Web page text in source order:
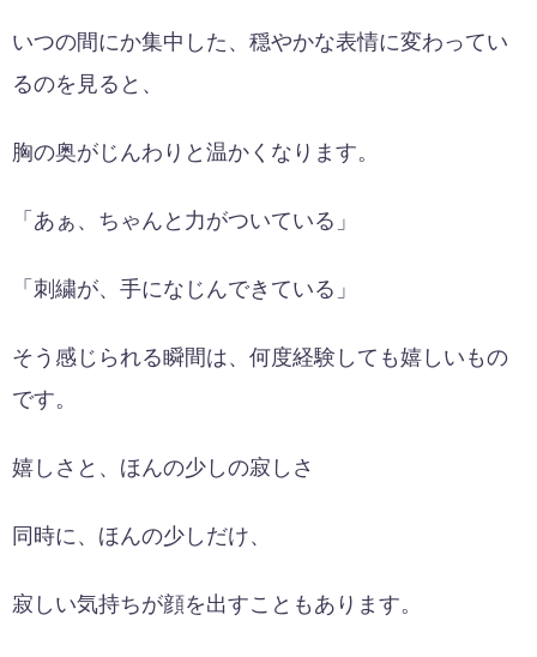
いつの間にか集中した、穏やかな表情に変わってい
るのを見ると、
胸の奥がじんわりと温かくなります。
「あぁ、ちゃんと力がついている」
「刺繍が、手になじんできている」
そう感じられる瞬間は、何度経験しても嬉しいもの
です。
嬉しさと、ほんの少しの寂しさ
同時に、ほんの少しだけ、
寂しい気持ちが顔を出すこともあります。